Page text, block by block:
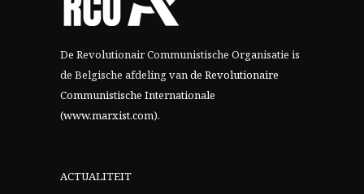
De Revolutionair Communistische Organisatie is
de Belgische afdeling vande Revolutionaire
Communistische Internationale
(www.marxist.com).
ACTUALITEIT